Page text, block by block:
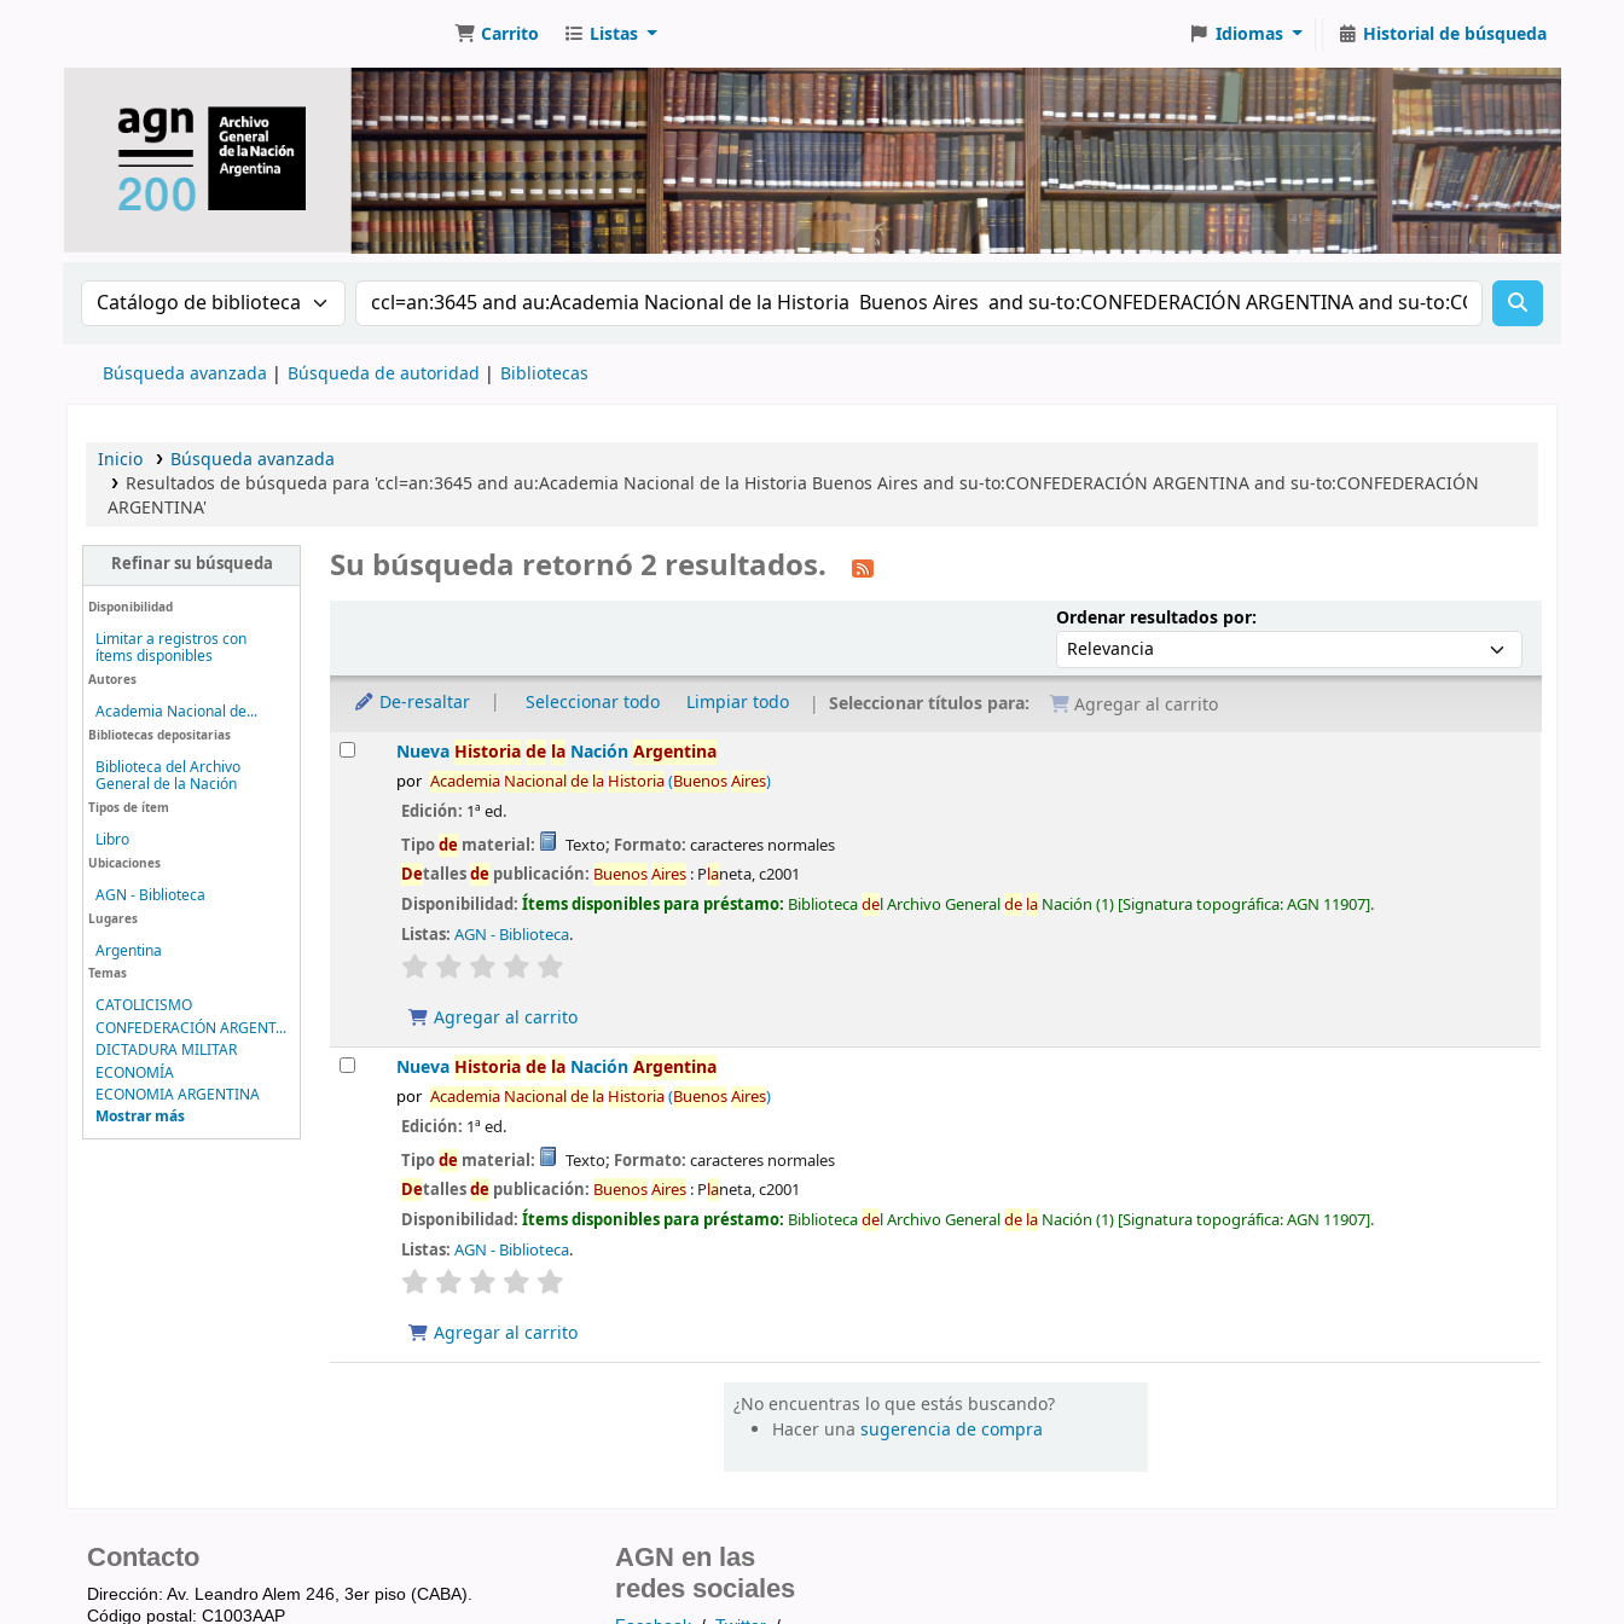
Carrito Listas Idiomas Historial de búsqueda
Buscar en el catálogo por: Buscar en el catálogo
Búsqueda avanzada Búsqueda de autoridad Bibliotecas
Inicio
Búsqueda avanzada
Resultados de búsqueda para 'ccl=an:3645 and au:Academia Nacional de la Historia Buenos Aires and su-to:CONFEDERACIÓN ARGENTINA and su-to:CONFEDERACIÓN
ARGENTINA'
Refinar su búsqueda
Disponibilidad
Limitar a registros con
ítems disponibles
Autores
Academia Nacional de...
Bibliotecas depositarias
Biblioteca del Archivo
General de la Nación
Tipos de ítem
Libro
Ubicaciones
AGN - Biblioteca
Lugares
Argentina
Temas
CATOLICISMO
CONFEDERACIÓN ARGENT...
DICTADURA MILITAR
ECONOMÍA
ECONOMIA ARGENTINA
Mostrar más
Su búsqueda retornó 2 resultados.
Ordenar resultados por:Ordenar por:
De-resaltar Seleccionar todo Limpiar todo Seleccionar títulos para:
Agregar al carrito
ResultadosNueva Historia de la NaciónArgentina
por Academia Nacionalde la Historia(BuenosAires)
Edición: 1ª ed.
Tipode material: Texto; Formato: caracteres normales
Detallesde publicación: BuenosAires : Planeta,c2001
Disponibilidad:Ítems disponibles para préstamo: Bibliotecadel Archivo Generalde la Nación (1) Signatura topográfica:AGN 11907 .
Listas: AGN - Biblioteca.
valoración
Agregar al carrito
Nueva Historia de la NaciónArgentina
por Academia Nacionalde la Historia(BuenosAires)
Edición: 1ª ed.
Tipode material: Texto; Formato: caracteres normales
Detallesde publicación: BuenosAires : Planeta,c2001
Disponibilidad:Ítems disponibles para préstamo: Bibliotecadel Archivo Generalde la Nación (1) Signatura topográfica:AGN 11907 .
Listas: AGN - Biblioteca.
valoración
Agregar al carrito
¿No encuentras lo que estás buscando?
Hacer unasugerencia de compra
Contacto
Dirección: Av. Leandro Alem 246, 3er piso (CABA).
Código postal: C1003AAP
AGN en las
redes sociales